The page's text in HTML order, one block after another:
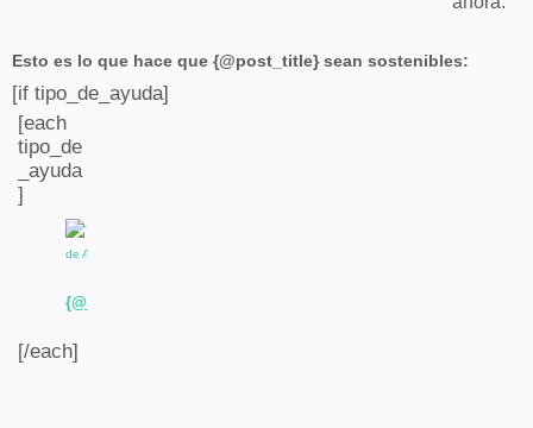
Esto es lo que hace que {@post_title} sean sostenibles:
[if tipo_de_ayuda]
[each
tipo_de
_ayuda
]
{@name}:
[/each]